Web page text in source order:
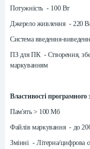
Потужність - 100 Вт
Джерело живлення - 220
Система введення-
ПЗ для ПК - Створення,
маркуванням
Властивості програмного
Пам'ять > 100 Мб
Файлів маркування - до
Змінні - Літерна/цифрова